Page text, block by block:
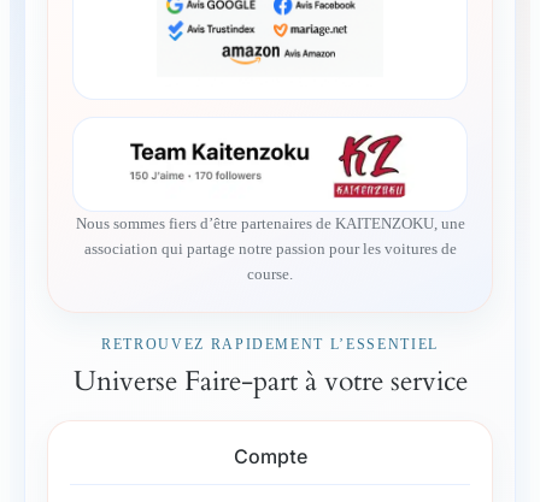
Nous sommes fiers d’être partenaires de KAITENZOKU, une
association qui partage notre passion pour les voitures de
course.
RETROUVEZ RAPIDEMENT L’ESSENTIEL
Universe Faire-part à votre service
Compte